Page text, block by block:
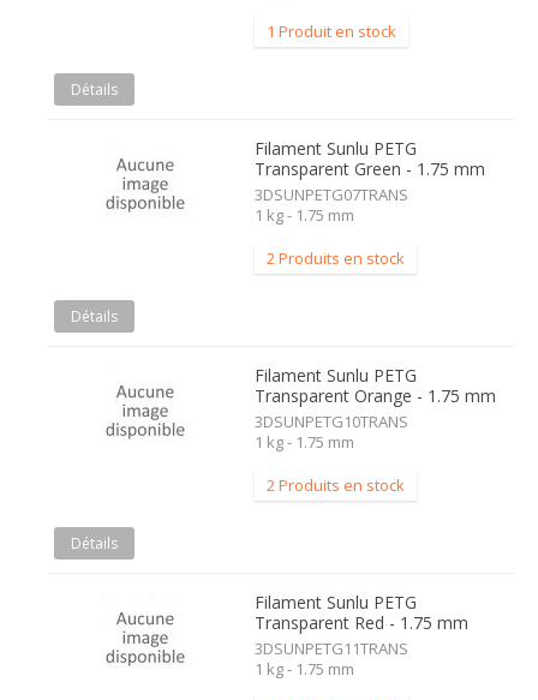
1 Produit en stock
Détails
Filament Sunlu PETG
Transparent Green - 1.75 mm
3DSUNPETG07TRANS
1 kg - 1.75 mm
2 Produits en stock
Détails
Filament Sunlu PETG
Transparent Orange - 1.75 mm
3DSUNPETG10TRANS
1 kg - 1.75 mm
2 Produits en stock
Détails
Filament Sunlu PETG
Transparent Red - 1.75 mm
3DSUNPETG11TRANS
1 kg - 1.75 mm